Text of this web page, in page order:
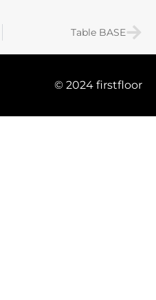
Table BASE
© 2024 firstfloor